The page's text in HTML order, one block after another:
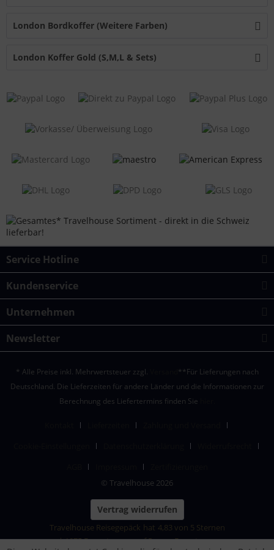
London Bordkoffer (Weitere Farben)
London Koffer Gold (S,M,L & Sets)
Service Hotline
Kundenservice
Unternehmen
Newsletter
* Alle Preise inkl. Mehrwertsteuer zzgl.
**Für Lieferungen nach
Deutschland. Die Lieferzeiten für andere Länder und die Informationen zur
Berechnung des Liefertermins finden Sie
© Travelhouse 2026
Vertrag widerrufen
Travelhouse Reisegepäck hat 4,83 von 5 Sternen
|1875Bewertungen auf ProvenExpert.com